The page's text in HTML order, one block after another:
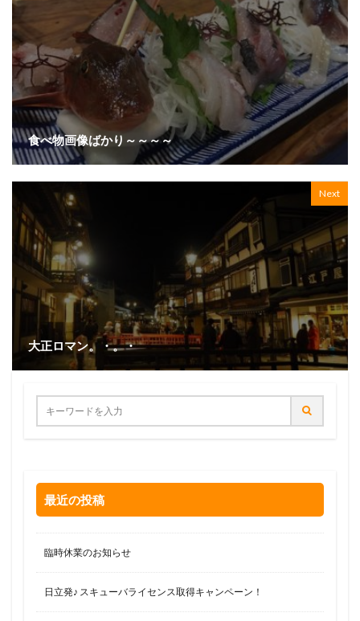
食べ物画像ばかり～～～～
Next
大正ロマン。・。・
最近の投稿
臨時休業のお知らせ
日立発♪ スキューバライセンス取得キャンペーン！